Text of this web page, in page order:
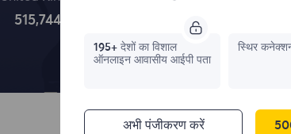
515,745 1,042,773
195+ देशों का विशाल
ऑनलाइन आवासीय आईपी पता
स्थिर
अभी पंजीकरण करें